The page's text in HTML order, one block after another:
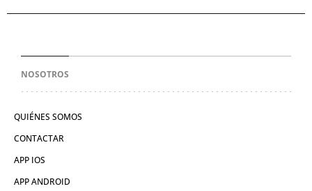
NOSOTROS
QUIÉNES SOMOS
CONTACTAR
APP IOS
APP ANDROID